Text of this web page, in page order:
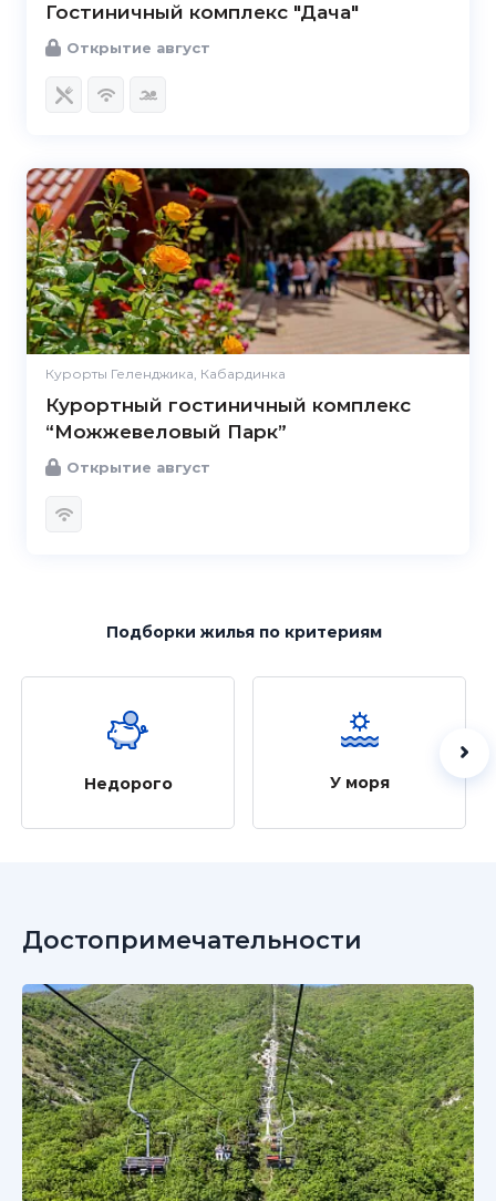
Гостиничный комплекс "Дача"
Открытие август
Курорты Геленджика, Кабардинка
Курортный гостиничный комплекс
“Можжевеловый Парк”
Открытие август
Подборки жильяпо критериям
Недорого У моря
Достопримечательности